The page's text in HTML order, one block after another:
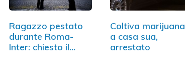
Ragazzo pestato
durante Roma-
Inter: chiesto il…
Coltiva marijuana
a casa sua,
arrestato